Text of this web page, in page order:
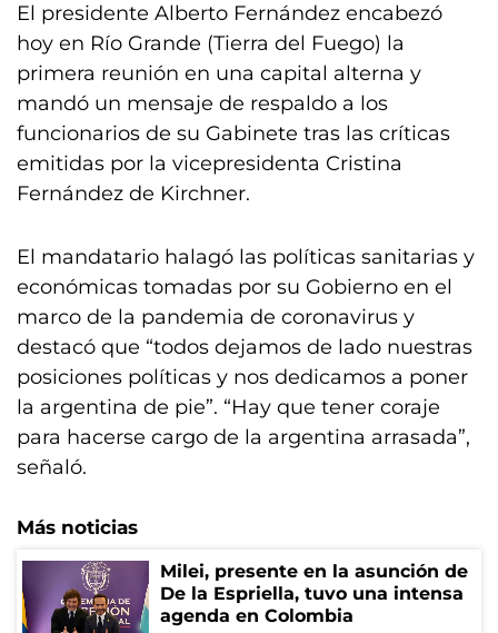
El presidente Alberto Fernández encabezó
hoy en Río Grande (Tierra del Fuego) la
primera reunión en una capital alterna y
mandó un mensaje de respaldo a los
funcionarios de su Gabinete tras las críticas
emitidas por la vicepresidenta Cristina
Fernández de Kirchner.
El mandatario halagó las políticas sanitarias y
económicas tomadas por su Gobierno en el
marco de la pandemia de coronavirus y
destacó que “todos dejamos de lado nuestras
posiciones políticas y nos dedicamos a poner
la argentina de pie”. “Hay que tener coraje
para hacerse cargo de la argentina arrasada”,
señaló.
Más noticias
Milei, presente en la asunción de
De la Espriella, tuvo una intensa
agenda en Colombia